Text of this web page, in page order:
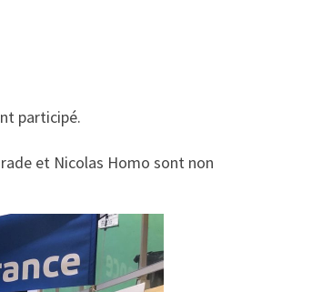
participé.
et Nicolas Homo sont non